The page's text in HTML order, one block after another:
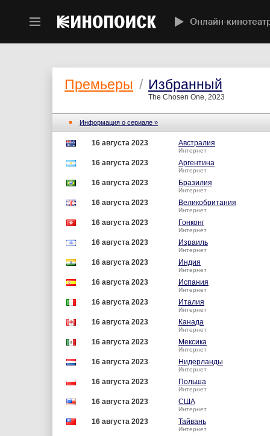
Онлайн-
Премьеры / Избранный
The Chosen One, 2023
Информация о сериале »
16 августа 2023 Австралия
Интернет
16 августа 2023 Аргентина
Интернет
16 августа 2023 Бразилия
Интернет
16 августа 2023 Великобритания
Интернет
16 августа 2023 Гонконг
Интернет
16 августа 2023 Израиль
Интернет
16 августа 2023 Индия
Интернет
16 августа 2023 Испания
Интернет
16 августа 2023 Италия
Интернет
16 августа 2023 Канада
Интернет
16 августа 2023 Мексика
Интернет
16 августа 2023 Нидерланды
Интернет
16 августа 2023 Польша
Интернет
16 августа 2023 США
Интернет
16 августа 2023 Тайвань
Интернет